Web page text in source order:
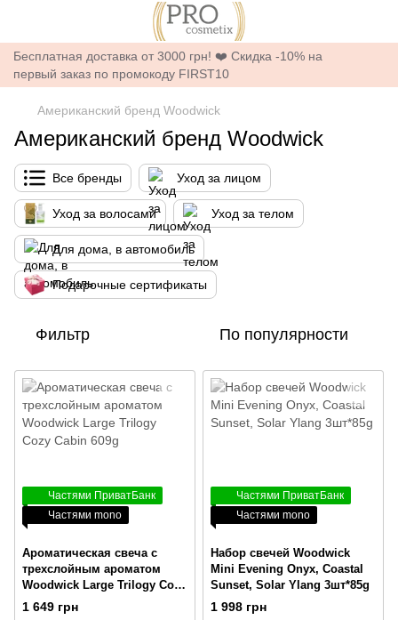
Бесплатная доставка от 3000 грн! ❤️ Скидка -10% на
первый заказ по промокоду FIRST10
Американский бренд Woodwick
Американский бренд Woodwick
Все бренды Уход за лицом
Уход за волосами Уход за телом
Для дома, в автомобиль
Подарочные сертификаты
Фильтр По популярности
Частями ПриватБанк
Частями mono
Ароматическая свеча с
трехслойным ароматом
Woodwick Large Trilogy Cozy
Cabin 609g
1 649 грн
Частями ПриватБанк
Частями mono
Набор свечей Woodwick
Mini Evening Onyx, Coastal
Sunset, Solar Ylang 3шт*85g
1 998 грн